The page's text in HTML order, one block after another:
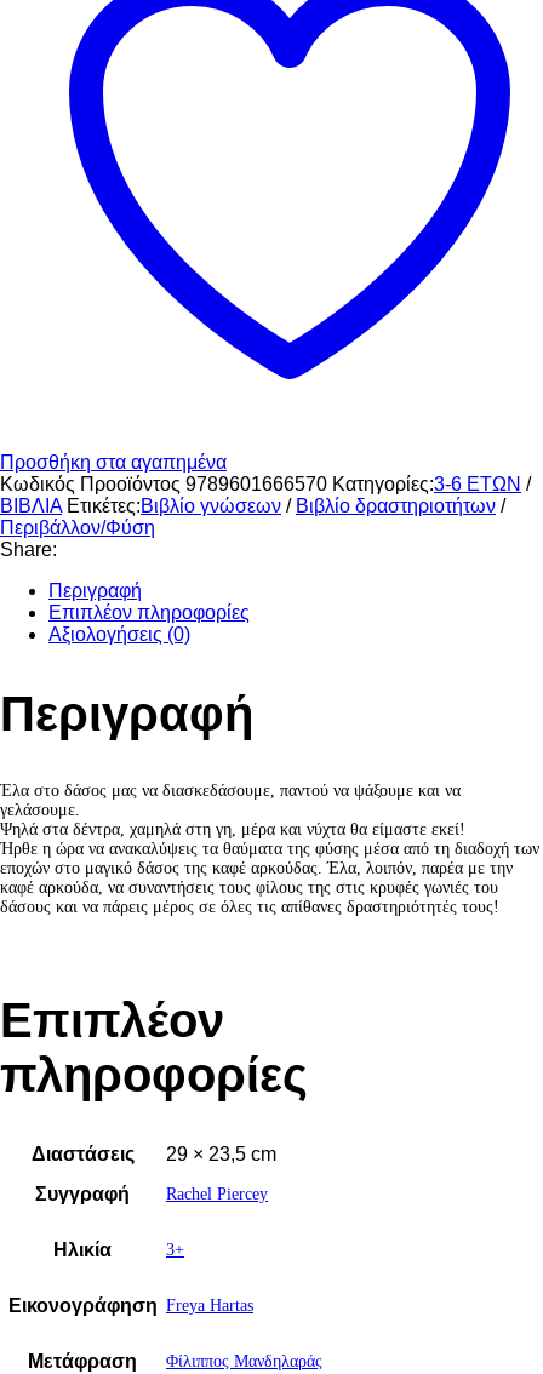
Προσθήκη στα αγαπημένα
Κωδικός Προοϊόντος 9789601666570 Κατηγορίες:3-6 ΕΤΩΝ /
ΒΙΒΛΙΑ Ετικέτες:Βιβλίο γνώσεων / Βιβλίο δραστηριοτήτων /
Περιβάλλον/Φύση
Share:
Περιγραφή
Επιπλέον πληροφορίες
Αξιολογήσεις (0)
Περιγραφή
Έλα στο δάσος μας να διασκεδάσουμε, παντού να ψάξουμε και να
γελάσουμε.
Ψηλά στα δέντρα, χαμηλά στη γη, μέρα και νύχτα θα είμαστε εκεί!
Ήρθε η ώρα να ανακαλύψεις τα θαύματα της φύσης μέσα από τη διαδοχή των
εποχών στο μαγικό δάσος της καφέ αρκούδας. Έλα, λοιπόν, παρέα με την
καφέ αρκούδα, να συναντήσεις τους φίλους της στις κρυφές γωνιές του
δάσους και να πάρεις μέρος σε όλες τις απίθανες δραστηριότητές τους!
Επιπλέον
πληροφορίες
Διαστάσεις
29 × 23,5 cm
Συγγραφή
Rachel Piercey
Ηλικία 3+
Εικονογράφηση Freya Hartas
Μετάφραση Φίλιππος Μανδηλαράς